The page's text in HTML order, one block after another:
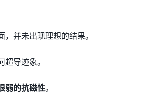
并未出现理想的结果。
导迹象。
弱的抗磁性。